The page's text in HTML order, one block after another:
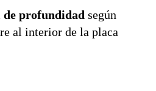
de profundidad según
al interior de la placa